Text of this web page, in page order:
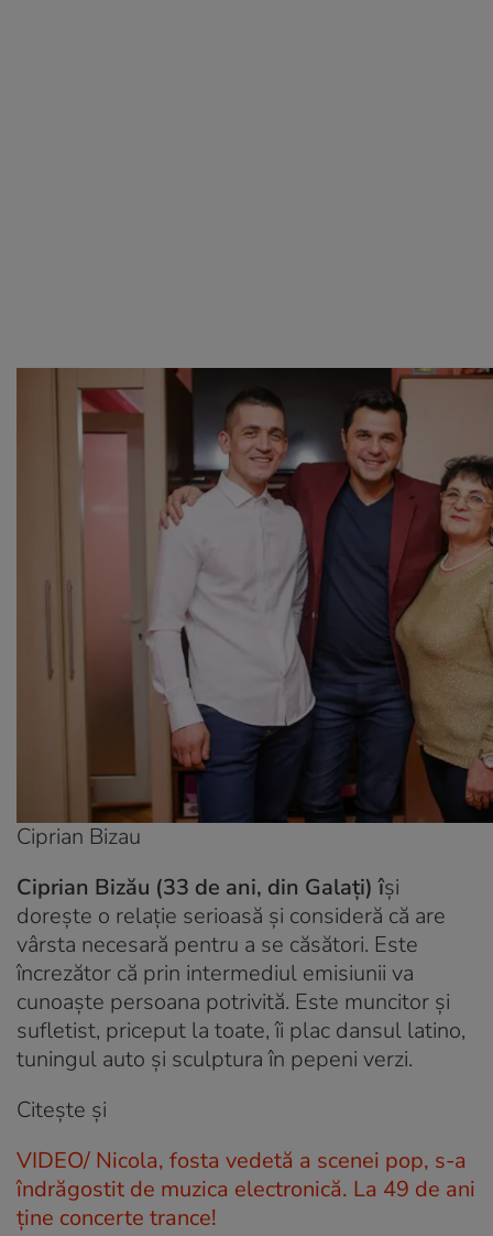
Ciprian Bizau
Ciprian Bizău (33 de ani, din Galați) își
dorește o relație serioasă și consideră că are
vârsta necesară pentru a se căsători. Este
încrezător că prin intermediul emisiunii va
cunoaște persoana potrivită. Este muncitor și
sufletist, priceput la toate, îi plac dansul latino,
tuningul auto și sculptura în pepeni verzi.
Citește și
VIDEO/ Nicola, fosta vedetă a scenei pop, s-a
îndrăgostit de muzica electronică. La 49 de ani
ține concerte trance!